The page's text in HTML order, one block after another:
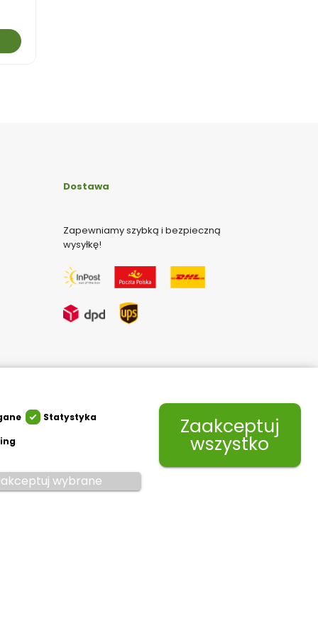
Statystyka
wybrane
Zaakceptuj
wszystko
Dostawa
Zapewniamy szybką i bezpieczną
wysyłkę!